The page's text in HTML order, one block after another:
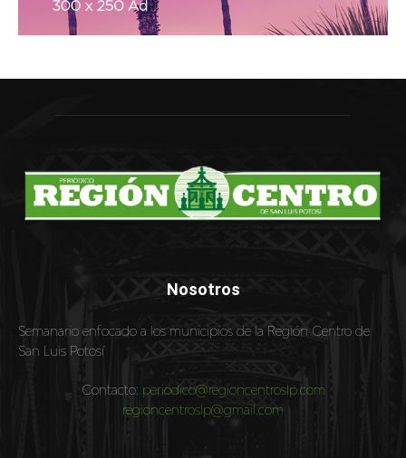
Nosotros
Semanario enfocado a los municipios de la Región Centro de
San Luis Potosí
Contacto: periodico@regioncentroslp.com
regioncentroslp@gmail.com